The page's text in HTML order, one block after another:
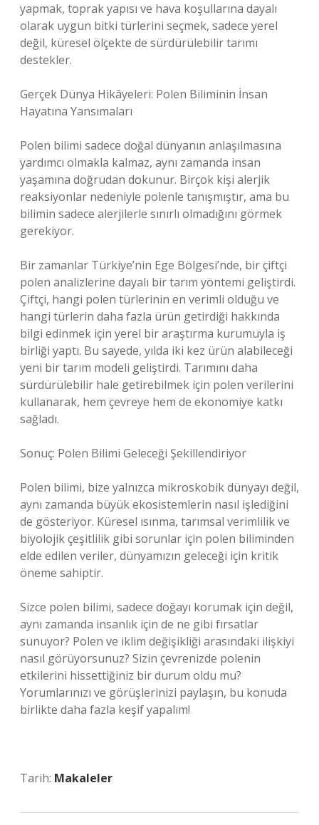
yapmak, toprak yapısı ve hava koşullarına dayalı
olarak uygun bitki türlerini seçmek, sadece yerel
değil, küresel ölçekte de sürdürülebilir tarımı
destekler.
Gerçek Dünya Hikâyeleri: Polen Biliminin İnsan
Hayatına Yansımaları
Polen bilimi sadece doğal dünyanın anlaşılmasına
yardımcı olmakla kalmaz, aynı zamanda insan
yaşamına doğrudan dokunur. Birçok kişi alerjik
reaksiyonlar nedeniyle polenle tanışmıştır, ama bu
bilimin sadece alerjilerle sınırlı olmadığını görmek
gerekiyor.
Bir zamanlar Türkiye’nin Ege Bölgesi’nde, bir çiftçi
polen analizlerine dayalı bir tarım yöntemi geliştirdi.
Çiftçi, hangi polen türlerinin en verimli olduğu ve
hangi türlerin daha fazla ürün getirdiği hakkında
bilgi edinmek için yerel bir araştırma kurumuyla iş
birliği yaptı. Bu sayede, yılda iki kez ürün alabileceği
yeni bir tarım modeli geliştirdi. Tarımını daha
sürdürülebilir hale getirebilmek için polen verilerini
kullanarak, hem çevreye hem de ekonomiye katkı
sağladı.
Sonuç: Polen Bilimi Geleceği Şekillendiriyor
Polen bilimi, bize yalnızca mikroskobik dünyayı değil,
aynı zamanda büyük ekosistemlerin nasıl işlediğini
de gösteriyor. Küresel ısınma, tarımsal verimlilik ve
biyolojik çeşitlilik gibi sorunlar için polen biliminden
elde edilen veriler, dünyamızın geleceği için kritik
öneme sahiptir.
Sizce polen bilimi, sadece doğayı korumak için değil,
aynı zamanda insanlık için de ne gibi fırsatlar
sunuyor? Polen ve iklim değişikliği arasındaki ilişkiyi
nasıl görüyorsunuz? Sizin çevrenizde polenin
etkilerini hissettiğiniz bir durum oldu mu?
Yorumlarınızı ve görüşlerinizi paylaşın, bu konuda
birlikte daha fazla keşif yapalım!
Tarih: Makaleler